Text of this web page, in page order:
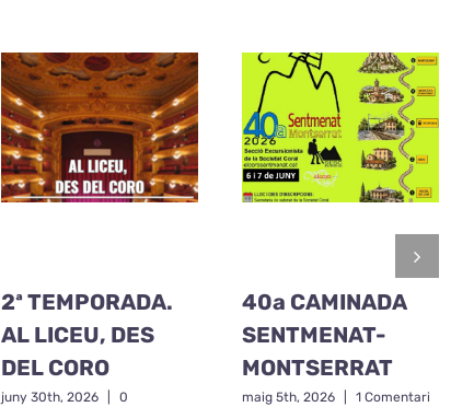
2ª TEMPORADA.
AL LICEU, DES
DEL CORO
juny 30th, 2026
0
40a CAMINADA
SENTMENAT-
MONTSERRAT
maig 5th, 2026 1 Comentari